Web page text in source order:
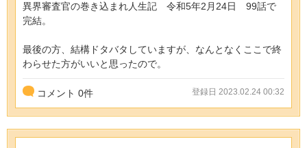
異界審査官の巻き込まれ人生記 令和5年2月24日 99話で
完結。
最後の方、結構ドタバタしていますが、なんとなくここで終
わらせた方がいいと思ったので。
コメント 0件 登録日 2023.02.24 00:32